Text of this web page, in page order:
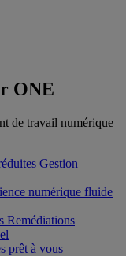
ONE
de travail numérique
Gestion
numérique fluide
Remédiations
prêt à vous